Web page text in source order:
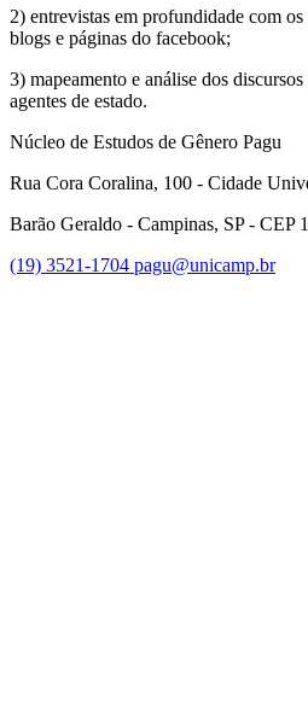
2) entrevistas em profundidade com os
blogs e páginas do facebook;
3) mapeamento e análise dos
agentes de estado.
Núcleo de Estudos de Gênero Pagu
Rua Cora Coralina, 100 - Cidade
Barão Geraldo - Campinas, SP - CEP
(19) 3521-1704 pagu@unicamp.br